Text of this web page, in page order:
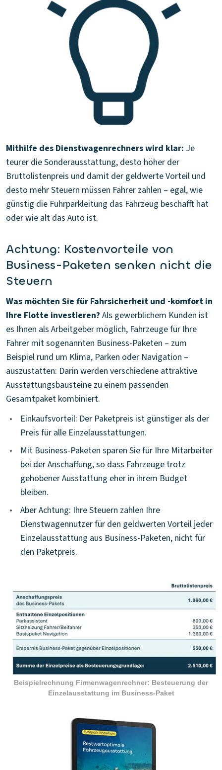
Mithilfe des Dienstwagenrechners wird klar: Je
teurer die Sonderausstattung, desto höher der
Bruttolistenpreis und damit der geldwerte Vorteil und
desto mehr Steuern müssen Fahrer zahlen – egal, wie
günstig die Fuhrparkleitung das Fahrzeug beschafft hat
oder wie alt das Auto ist.
Achtung: Kostenvorteile von
Business-Paketen senken nicht die
Steuern
Was möchten Sie für Fahrsicherheit und -komfort in
Ihre Flotte investieren? Als gewerblichem Kunden ist
es Ihnen als Arbeitgeber möglich, Fahrzeuge für Ihre
Fahrer mit sogenannten Business-Paketen – zum
Beispiel rund um Klima, Parken oder Navigation –
auszustatten: Darin werden verschiedene attraktive
Ausstattungsbausteine zu einem passenden
Gesamtpaket kombiniert.
•
Einkaufsvorteil: Der Paketpreis ist günstiger als der
Preis für alle Einzelausstattungen.
•
Mit Business-Paketen sparen Sie für Ihre Mitarbeiter
bei der Anschaffung, so dass Fahrzeuge trotz
gehobener Ausstattung eher in ihrem Budget
bleiben.
•
Aber Achtung: Ihre Steuern zahlen Ihre
Dienstwagennutzer für den geldwerten Vorteil jeder
Einzelausstattung aus Business-Paketen, nicht für
den Paketpreis.
Beispielrechnung Firmenwagenrechner: Besteuerung der
Einzelausstattung im Business-Paket